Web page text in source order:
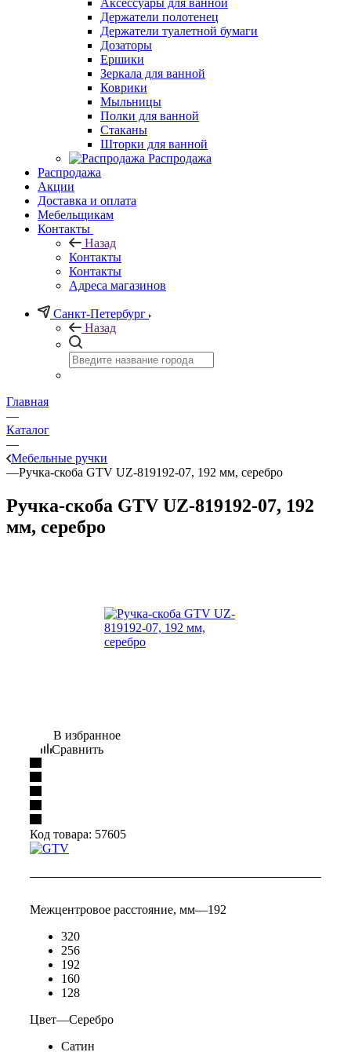
Аксессуары для ванной
Держатели полотенец
Держатели туалетной бумаги
Дозаторы
Ершики
Зеркала для ванной
Коврики
Мыльницы
Полки для ванной
Стаканы
Шторки для ванной
Распродажа
Распродажа
Акции
Доставка и оплата
Мебельщикам
Контакты
Назад
Контакты
Контакты
Адреса магазинов
Санкт-Петербург
Назад
Главная
—
Каталог
—
Мебельные ручки
—Ручка-скоба GTV UZ-819192-07, 192 мм, серебро
Ручка-скоба GTV UZ-819192-07, 192
мм, серебро
В избранное
Сравнить
Код товара: 57605
Межцентровое расстояние, мм—192
320
256
192
160
128
Цвет—Серебро
Сатин